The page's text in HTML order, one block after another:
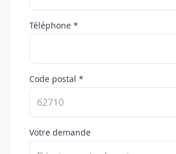
Téléphone *
Code postal *
Votre demande